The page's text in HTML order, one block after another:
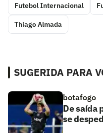
Futebol Internacional
Thiago Almada
SUGERIDA PARA
botafogo
De saída
se